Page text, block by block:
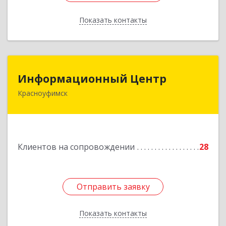
Показать контакты
Назад
Информационный Центр
Красноуфимск
Клиентов на сопровождении 28
Отправить заявку
Показать контакты
Информационный Центр
623300, Свердловская обл, Красноуфимск г,
Отправить заявку
Назад